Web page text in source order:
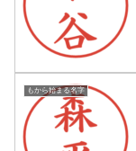
もから始まる名字